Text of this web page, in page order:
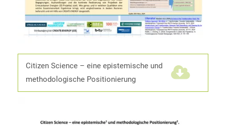
Citizen Science – eine epistemische und
methodologische Positionierung